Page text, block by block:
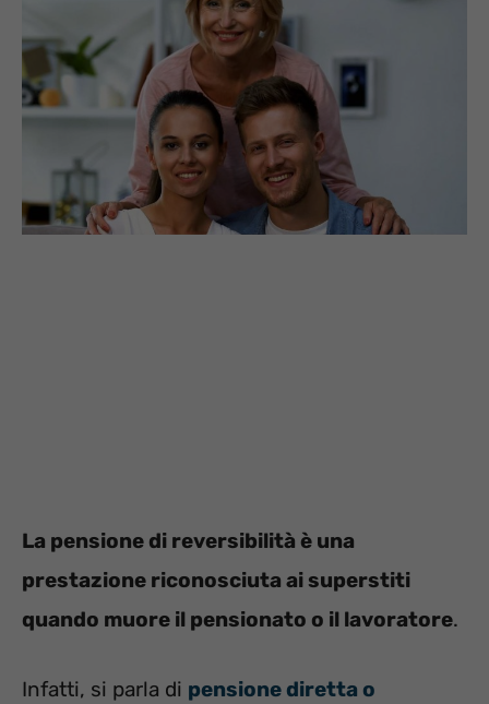
La pensione di reversibilità è una
prestazione riconosciuta ai superstiti
quando muore il pensionato o il lavoratore.
Infatti, si parla di pensione diretta o